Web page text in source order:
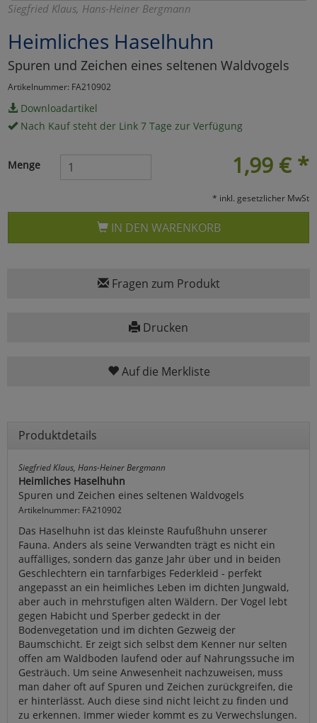
Siegfried Klaus, Hans-Heiner Bergmann
Heimliches Haselhuhn
Spuren und Zeichen eines seltenen Waldvogels
Artikelnummer: FA210902
Downloadartikel
Nach Kauf steht der Link 7 Tage zur Verfügung
1,99 € *
Menge
* inkl. gesetzlicher MwSt
IN DEN WARENKORB
Fragen zum Produkt
Drucken
Auf die Merkliste
Produktdetails
Siegfried Klaus, Hans-Heiner Bergmann
Heimliches Haselhuhn
Spuren und Zeichen eines seltenen Waldvogels
Artikelnummer: FA210902
Das Haselhuhn ist das kleinste Raufußhuhn unserer
Fauna. Anders als seine Verwandten trägt es nicht ein
auffälliges, sondern das ganze Jahr über und in beiden
Geschlechtern ein tarnfarbiges Federkleid - perfekt
angepasst an ein heimliches Leben im dichten Jungwald,
aber auch in mehrstufigen alten Wäldern. Der Vogel lebt
gegen Habicht und Sperber gedeckt in der
Bodenvegetation und im dichten Gezweig der
Baumschicht. Er zeigt sich selbst dem Kenner nur selten
offen am Waldboden laufend oder auf Nahrungssuche im
Gesträuch. Um seine Anwesenheit nachzuweisen, muss
man daher oft auf Spuren und Zeichen zurückgreifen, die
er hinterlässt. Auch diese sind nicht leicht zu finden und
zu erkennen. Immer wieder kommt es zu Verwechslungen.
Umfragetools
Cookies
Alle Akzeptieren
zurück
zu Haupptseite